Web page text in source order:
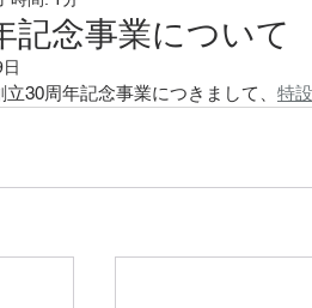
記念事業について
30周年記念事業につきまして、 特